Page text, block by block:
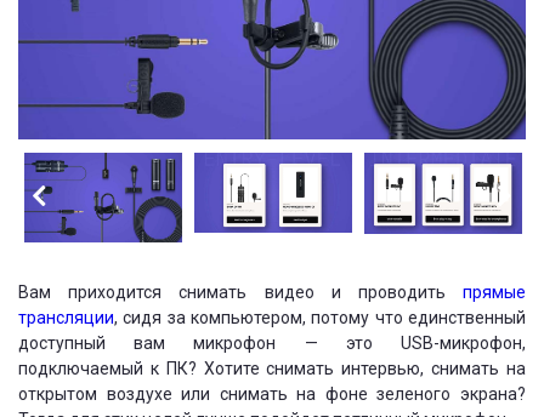
Вам приходится снимать видео и проводить прямые
трансляции, сидя за компьютером, потому что единственный
доступный вам микрофон — это USB-микрофон,
подключаемый к ПК? Хотите снимать интервью, снимать на
открытом воздухе или снимать на фоне зеленого экрана?